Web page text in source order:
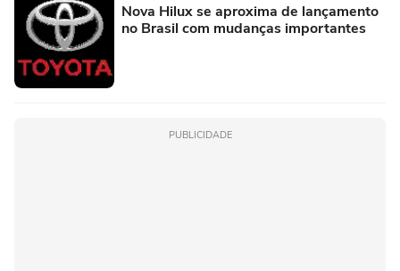
Nova Hilux se aproxima de lançamento
no Brasil com mudanças importantes
PUBLICIDADE